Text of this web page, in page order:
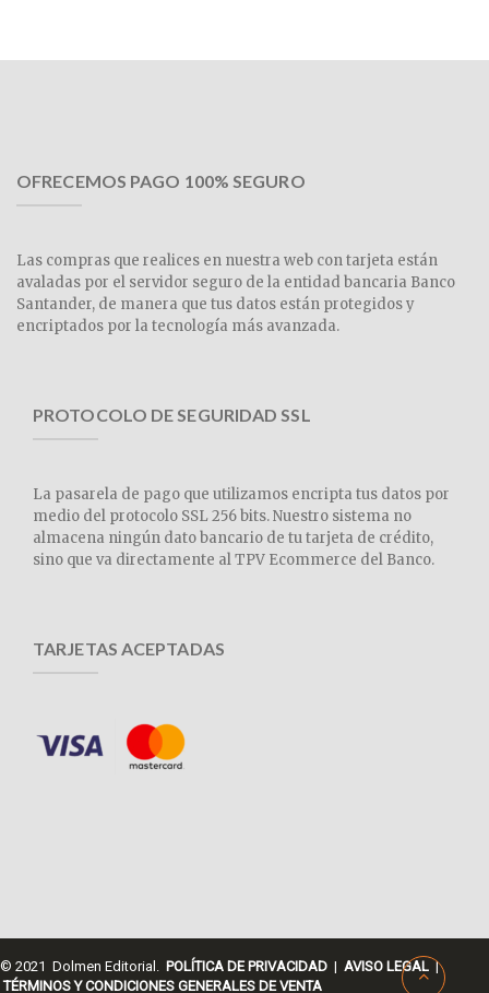
OFRECEMOS PAGO 100% SEGURO
Las compras que realices en nuestra web con tarjeta están
avaladas por el servidor seguro de la entidad bancaria Banco
Santander, de manera que tus datos están protegidos y
encriptados por la tecnología más avanzada.
PROTOCOLO DE SEGURIDAD SSL
La pasarela de pago que utilizamos encripta tus datos por
medio del protocolo SSL 256 bits. Nuestro sistema no
almacena ningún dato bancario de tu tarjeta de crédito,
sino que va directamente al TPV Ecommerce del Banco.
TARJETAS ACEPTADAS
© 2021 Dolmen Editorial. POLÍTICA DE PRIVACIDAD | AVISO LEGAL |
TÉRMINOS Y CONDICIONES GENERALES DE VENTA